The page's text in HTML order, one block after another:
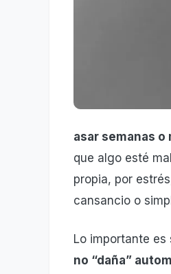
asar semanas
que algo esté
propia, por
cansancio o
Lo importante
no “daña”